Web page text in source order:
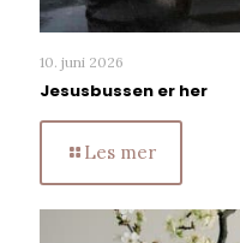
10. juni 2026
Jesusbussen er her
Les mer